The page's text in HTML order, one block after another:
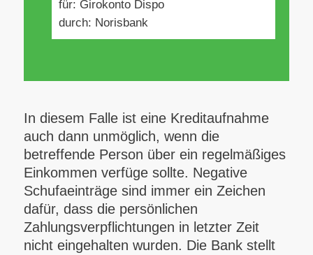
für: Girokonto Dispo
durch: Norisbank
In diesem Falle ist eine Kreditaufnahme
auch dann unmöglich, wenn die
betreffende Person über ein regelmäßiges
Einkommen verfüge sollte. Negative
Schufaeinträge sind immer ein Zeichen
dafür, dass die persönlichen
Zahlungsverpflichtungen in letzter Zeit
nicht eingehalten wurden. Die Bank stellt